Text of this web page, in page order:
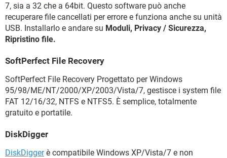
7, sia a 32 che a 64bit. Questo software può anche
recuperare file cancellati per errore e funziona anche su unità
USB. Installarlo e andare su Moduli, Privacy / Sicurezza,
Ripristino file.
SoftPerfect File Recovery
SoftPerfect File Recovery Progettato per Windows
95/98/ME/NT/2000/XP/2003/Vista/7, gestisce i system file
FAT 12/16/32, NTFS e NTFS5. È semplice, totalmente
gratuito e portatile.
DiskDigger
DiskDiggerè compatibile Windows XP/Vista/7 e non